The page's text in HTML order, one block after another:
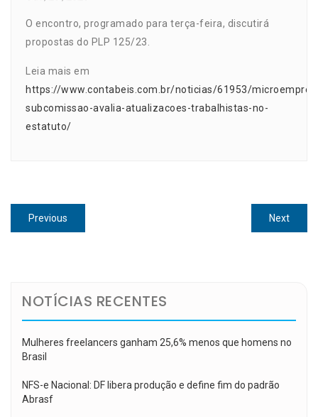
O encontro, programado para terça-feira, discutirá
propostas do PLP 125/23.
Leia mais em
https://www.contabeis.com.br/noticias/61953/
subcomissao-avalia-atualizacoes-trabalhistas-no-
estatuto/
Navegação
de
Previous
post:
NextNext
post:
NOTÍCIAS RECENTES
Mulheres freelancers ganham 25,6% menos que homens no
Brasil
NFS-e Nacional: DF libera produção e define fim do padrão
Abrasf